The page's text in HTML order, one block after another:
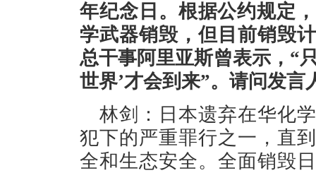
年纪念日。根据公约规定
学武器销毁，但目前销毁
总干事阿里亚斯曾表示，“
世界’才会到来”。请问发言
林剑：日本遗弃在华化
犯下的严重罪行之一，直
全和生态安全。全面销毁